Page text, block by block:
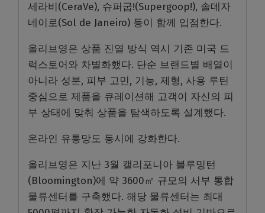
세라비(CeraVe), 슈퍼굽!(Supergoop!), 솔데자
네이로(Sol de Janeiro) 등이 함께 입점한다.
올리브영은 상품 진열 방식 역시 기존 미국 드
럭스토어와 차별화했다. 단순 브랜드별 배열이
아니라 성분, 피부 고민, 기능, 제형, 사용 루틴
중심으로 제품을 큐레이션해 고객이 자신의 피
부 상태에 맞춰 상품을 탐색하도록 설계했다.
온라인 유통망도 동시에 강화한다.
올리브영은 지난 3월 캘리포니아 블루밍턴
(Bloomington)에 약 3600㎡ 규모의 서부 통합
물류센터를 구축했다. 해당 물류센터는 최대